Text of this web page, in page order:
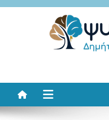
Μεταπηδήστε